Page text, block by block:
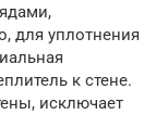
для уплотнения
к стене.
исключает